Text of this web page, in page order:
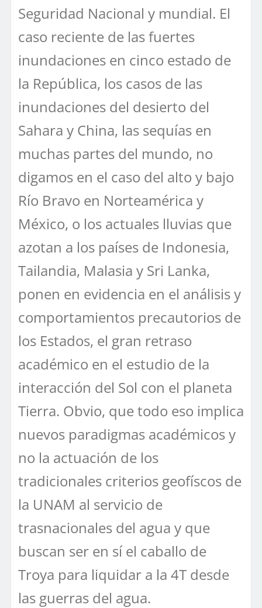
Seguridad Nacional y mundial. El
caso reciente de las fuertes
inundaciones en cinco estado de
la República, los casos de las
inundaciones del desierto del
Sahara y China, las sequías en
muchas partes del mundo, no
digamos en el caso del alto y bajo
Río Bravo en Norteamérica y
México, o los actuales lluvias que
azotan a los países de Indonesia,
Tailandia, Malasia y Sri Lanka,
ponen en evidencia en el análisis y
comportamientos precautorios de
los Estados, el gran retraso
académico en el estudio de la
interacción del Sol con el planeta
Tierra. Obvio, que todo eso implica
nuevos paradigmas académicos y
no la actuación de los
tradicionales criterios geofíscos de
la UNAM al servicio de
trasnacionales del agua y que
buscan ser en sí el caballo de
Troya para liquidar a la 4T desde
las guerras del agua.